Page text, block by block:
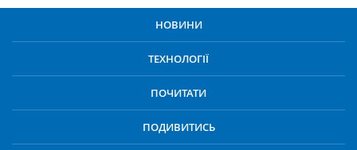
НОВИНИ
ТЕХНОЛОГІЇ
ПОЧИТАТИ
ПОДИВИТИСЬ